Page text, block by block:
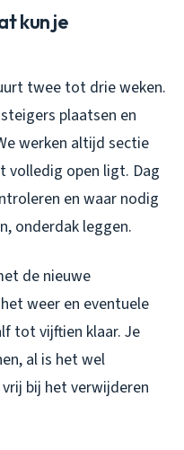
kun je
twee tot drie weken.
plaatsen en
werken altijd sectie
volledig open ligt. Dag
en waar nodig
onderdak leggen.
de nieuwe
weer en eventuele
tot vijftien klaar. Je
al is het wel
bij het verwijderen